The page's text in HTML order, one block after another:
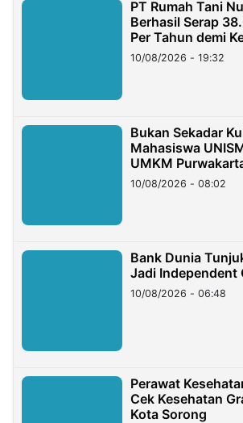
PT Rumah Tani
Berhasil Serap
Per Tahun demi
Petani
10/08/2026 - 19:32
Bukan Sekadar
Mahasiswa
UMKM
10/08/2026 - 08:02
Bank Dunia
Jadi Independent
10/08/2026 - 06:48
Perawat
Cek Kesehatan
Kota Sorong